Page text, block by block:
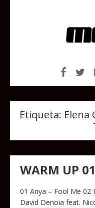
Etiqueta: Elena
WARM UP
01 Anya – Fool Me 02
David Denoia feat.